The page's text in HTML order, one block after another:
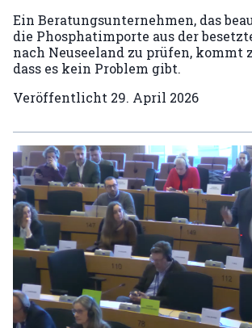
Ein Beratungsunternehmen, das
die Phosphatimporte aus der
nach Neuseeland zu prüfen, kommt
dass es kein Problem gibt.
Veröffentlicht 29. April 2026